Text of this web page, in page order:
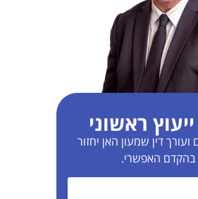
ראשוני
דין שמעון האן יחזור
בהקדם האפשרי.